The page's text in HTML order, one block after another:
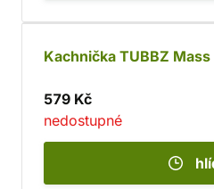
Kachnička TUBBZ
579 Kč
nedostupné